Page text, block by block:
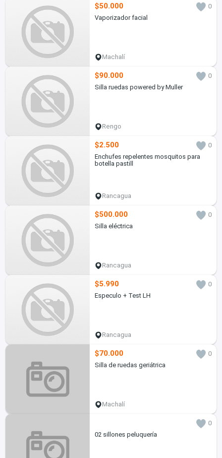
$50.000
0
Vaporizador facial
Machalí
$90.000
0
Silla ruedas powered by Muller
Rengo
$2.500
0
Enchufes repelentes mosquitos para
botella pastill
Rancagua
$500.000
0
Silla eléctrica
Rancagua
$5.990
0
Especulo + Test LH
Rancagua
$70.000
0
Silla de ruedas geriátrica
Machalí
0
02 sillones peluquería